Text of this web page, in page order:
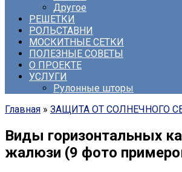
Другое
РЕШЕТКИ
РОЛЬСТАВНИ
МОСКИТНЫЕ СЕТКИ
ПОЛЕЗНЫЕ СОВЕТЫ
О ПРОЕКТЕ
УСЛУГИ
Рулонные шторы
Главная » ЗАЩИТА ОТ СОЛНЕЧНОГО
Виды горизонтальных
жалюзи (9 фото